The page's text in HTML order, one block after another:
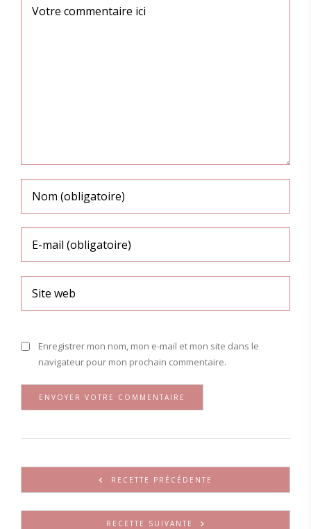
Enregistrer mon nom, mon e-mail et mon site dans le
navigateur pour mon prochain commentaire.
RECETTE PRÉCÉDENTE
RECETTE SUIVANTE